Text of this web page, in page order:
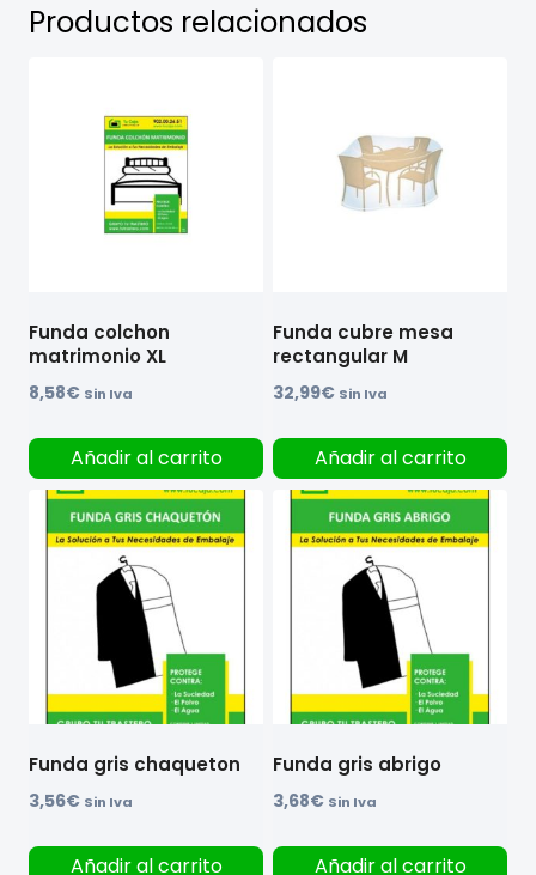
Productos relacionados
Funda colchon
matrimonio XL
8,58€ Sin Iva
Añadir al carrito
Funda cubre mesa
rectangular M
32,99€ Sin Iva
Añadir al carrito
Funda gris chaqueton
3,56€ Sin Iva
Añadir al carrito
Funda gris abrigo
3,68€ Sin Iva
Añadir al carrito